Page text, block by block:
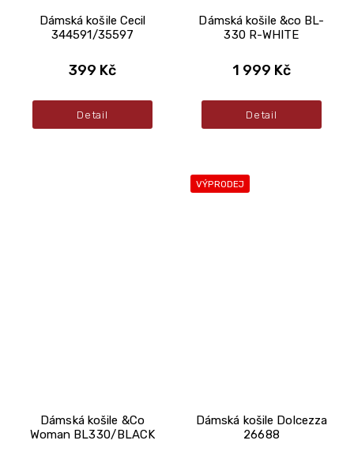
Dámská košile Cecil
344591/35597
399 Kč
Detail
Dámská košile &co BL-
330 R-WHITE
1 999 Kč
Detail
Dámská košile &Co
Woman BL330/BLACK
VÝPRODEJ
Dámská košile Dolcezza
26688